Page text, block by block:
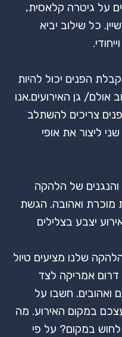
על גיטרה קלאסית,
כל שילוב יביא
הפנים יכול להיות
אולם/ גן האירועים.אנו
צריכים להשתלב
ליצור את אופי
של הלהקה
מוכרת ואהובה. הגשת
יצבע בצלילים
שלנו מציעים טיול
דרום אמריקה לצד
ואהובים. חשבו על
במקום האירוע. מה
לחוש במקום? על פי